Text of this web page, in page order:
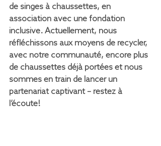
de singes à chaussettes, en
association avec une fondation
inclusive. Actuellement, nous
réfléchissons aux moyens de recycler,
avec notre communauté, encore plus
de chaussettes déjà portées et nous
sommes en train de lancer un
partenariat captivant – restez à
l’écoute!